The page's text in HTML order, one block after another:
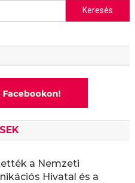
Keresés:
a Nemzeti
Hivatal és a